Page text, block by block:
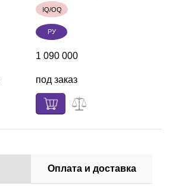
IQ/OQ
РУ
1 090 000
под заказ
Оплата и доставка